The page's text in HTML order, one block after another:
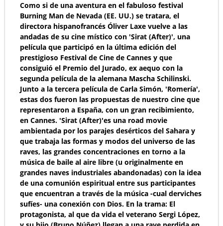
Como si de una aventura en el fabuloso festival
Burning Man de Nevada (EE. UU.) se tratara, el
directora hispanofrancés Óliver Laxe vuelve a las
andadas de su cine místico con 'Sirat (After)', una
película que participó en la última edición del
prestigioso Festival de Cine de Cannes y que
consiguió el Premio del Jurado, ex aequo con la
segunda película de la alemana Mascha Schilinski.
Junto a la tercera película de Carla Simón, 'Romería',
estas dos fueron las propuestas de nuestro cine que
representaron a España, con un gran recibimiento,
en Cannes. 'Sirat (After)'es una road movie
ambientada por los parajes desérticos del Sahara y
que trabaja las formas y modos del universo de las
raves, las grandes concentraciones en torno a la
música de baile al aire libre (u originalmente en
grandes naves industriales abandonadas) con la idea
de una comunión espiritual entre sus participantes
que encuentran a través de la música -cual derviches
sufíes- una conexión con Dios. En la trama: El
protagonista, al que da vida el veterano Sergi López,